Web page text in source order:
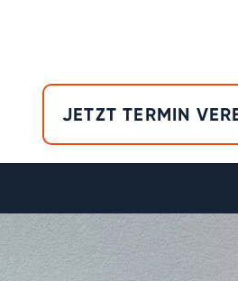
JETZT TERMIN